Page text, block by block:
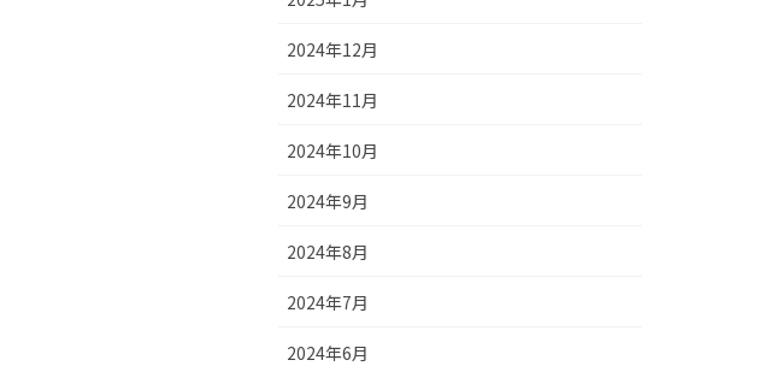
2024年12月
2024年11月
2024年10月
2024年9月
2024年8月
2024年7月
2024年6月